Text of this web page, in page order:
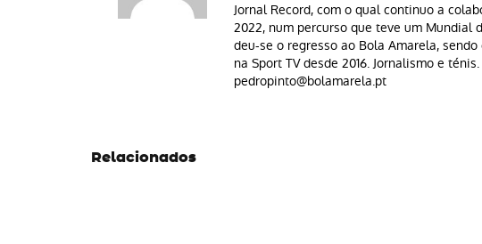
Jornal Record, com o qual continuo a
2022, num percurso que teve um Mundial
deu-se o regresso ao Bola Amarela,
na Sport TV desde 2016. Jornalismo e
pedropinto@bolamarela.pt
Relacionados